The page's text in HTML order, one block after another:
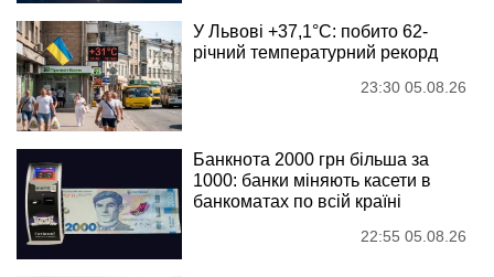
У Львові +37,1°C: побито 62-
річний температурний рекорд
23:30 05.08.26
Банкнота 2000 грн більша за
1000: банки міняють касети в
банкоматах по всій країні
22:55 05.08.26